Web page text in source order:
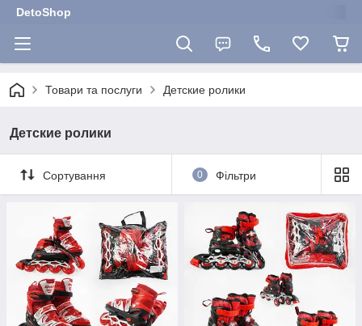
DetoShop
Товари та послуги Детские ролики
Детские ролики
Сортування 0 Фільтри